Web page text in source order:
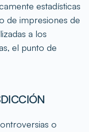
estadísticas
de impresiones de
a los
el punto de
o